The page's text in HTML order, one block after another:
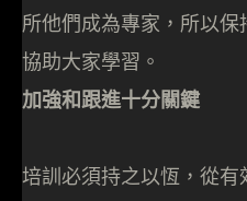
所他們成為專家，所以
協助大家學習。
加強和跟進十分關鍵
培訓必須持之以恆，從